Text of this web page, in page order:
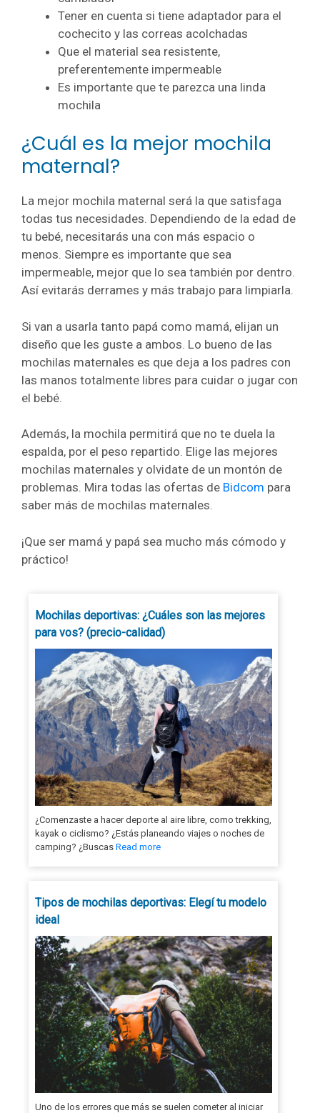
Tener en cuenta si tiene adaptador para el
cochecito y las correas acolchadas
Que el material sea resistente,
preferentemente impermeable
Es importante que te parezca una linda
mochila
¿Cuál es la mejor mochila
maternal?
La mejor mochila maternal será la que satisfaga
todas tus necesidades. Dependiendo de la edad de
tu bebé, necesitarás una con más espacio o
menos. Siempre es importante que sea
impermeable, mejor que lo sea también por dentro.
Así evitarás derrames y más trabajo para limpiarla.
Si van a usarla tanto papá como mamá, elijan un
diseño que les guste a ambos. Lo bueno de las
mochilas maternales es que deja a los padres con
las manos totalmente libres para cuidar o jugar con
el bebé.
Además, la mochila permitirá que no te duela la
espalda, por el peso repartido. Elige las mejores
mochilas maternales y olvidate de un montón de
problemas. Mira todas las ofertas de Bidcom para
saber más de mochilas maternales.
¡Que ser mamá y papá sea mucho más cómodo y
práctico!
Mochilas deportivas: ¿Cuáles son las mejores
para vos? (precio-calidad)
¿Comenzaste a hacer deporte al aire libre, como trekking,
kayak o ciclismo? ¿Estás planeando viajes o noches de
camping? ¿Buscas Read more
Tipos de mochilas deportivas: Elegí tu modelo
ideal
Uno de los errores que más se suelen cometer al iniciar